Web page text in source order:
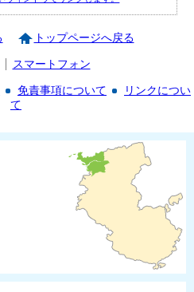
トップページへ戻る
スマートフォン
免責事項について
リンクについ
て